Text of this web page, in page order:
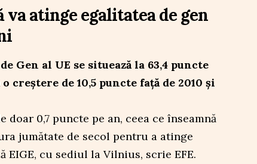
va atinge egalitatea de gen
Gen al UE se situează la 63,4 puncte
creștere de 10,5 puncte față de 2010 și
doar 0,7 puncte pe an, ceea ce înseamnă
jumătate de secol pentru a atinge
EIGE, cu sediul la Vilnius, scrie EFE.